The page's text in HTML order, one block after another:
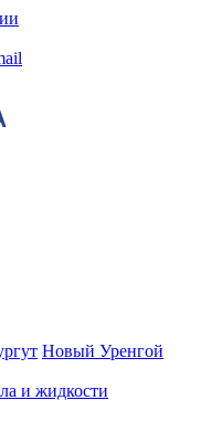
Новый Уренгой
и жидкости